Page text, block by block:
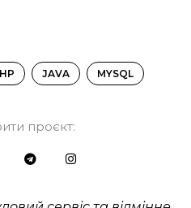
JAVA MYSQL
проєкт: